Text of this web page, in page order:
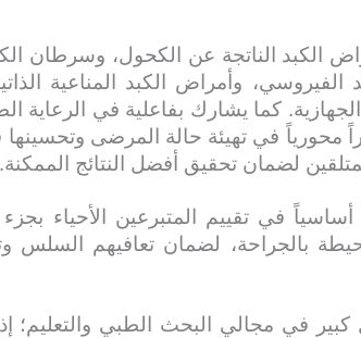
الكبد الناتجة عن الكحول، وسرطان
وأمراض الكبد المناعية
كما يشارك بفاعلية في الرعاية
محورياً في تهيئة حالة المرضى وتحسينها
لضمان تحقيق أفضل النتائج الممكنة.
في تقييم المتبرعين الأحياء
بالجراحة، لضمان تعافيهم السلس
في مجالي البحث الطبي والتعليم؛